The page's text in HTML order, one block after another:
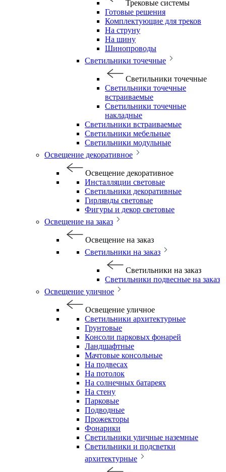
Трековые системы
Готовые решения
Комплектующие для треков
На струну
На шину
Шинопроводы
Светильники точечные
Светильники точечные
Светильники точечные
встраиваемые
Светильники точечные
накладные
Светильники встраиваемые
Светильники мебельные
Светильники модульные
Освещение декоративное
Освещение декоративное
Инсталляции световые
Светильники декоративные
Гирлянды световые
Фигуры и декор световые
Освещение на заказ
Освещение на заказ
Светильники на заказ
Светильники на заказ
Светильники подвесные на заказ
Освещение уличное
Освещение уличное
Светильники архитектурные
Грунтовые
Консоли парковых фонарей
Ландшафтные
Мачтовые консольные
На подвесах
На потолок
На солнечных батареях
На стену
Парковые
Подводные
Прожекторы
Фонарики
Светильники уличные наземные
Светильники и подсветки
архитектурные